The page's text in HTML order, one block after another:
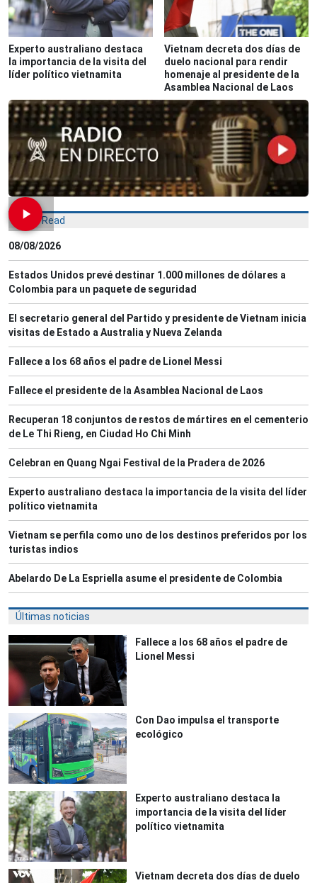
Experto australiano destaca
la importancia de la visita del
líder político vietnamita
Vietnam decreta dos días de
duelo nacional para rendir
homenaje al presidente de la
Asamblea Nacional de Laos
Most Read
08/08/2026
Estados Unidos prevé destinar 1.000 millones de dólares a
Colombia para un paquete de seguridad
El secretario general del Partido y presidente de Vietnam inicia
visitas de Estado a Australia y Nueva Zelanda
Fallece a los 68 años el padre de Lionel Messi
Fallece el presidente de la Asamblea Nacional de Laos
Recuperan 18 conjuntos de restos de mártires en el cementerio
de Le Thi Rieng, en Ciudad Ho Chi Minh
Celebran en Quang Ngai Festival de la Pradera de 2026
Experto australiano destaca la importancia de la visita del líder
político vietnamita
Vietnam se perfila como uno de los destinos preferidos por los
turistas indios
Abelardo De La Espriella asume el presidente de Colombia
Últimas noticias
Fallece a los 68 años el padre de
Lionel Messi
Con Dao impulsa el transporte
ecológico
Experto australiano destaca la
importancia de la visita del líder
político vietnamita
Vietnam decreta dos días de duelo